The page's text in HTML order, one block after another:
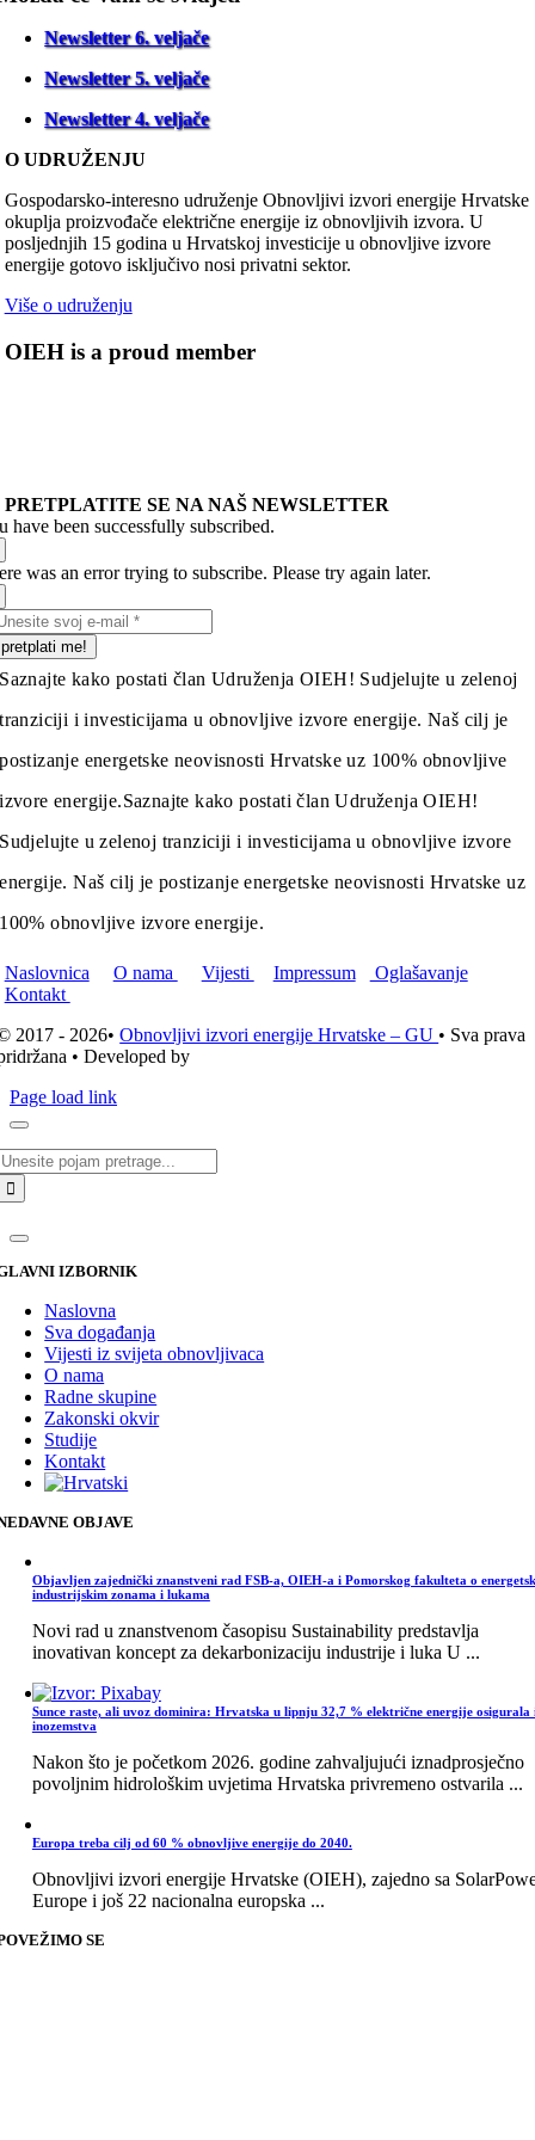
Newsletter 6. veljače
Newsletter 5. veljače
Newsletter 4. veljače
O UDRUŽENJU
Gospodarsko-interesno udruženje Obnovljivi izvori energije Hrvatske
okuplja proizvođače električne energije iz obnovljivih izvora. U
posljednjih 15 godina u Hrvatskoj investicije u obnovljive izvore
energije gotovo isključivo nosi privatni sektor.
Više o udruženju
OIEH is a proud member
PRETPLATITE SE NA NAŠ NEWSLETTER
have been successfully subscribed.
was an error trying to subscribe. Please try again later.
pretplati me!
Saznajte kako postati član Udruženja OIEH! Sudjelujte u zelenoj
tranziciji i investicijama u obnovljive izvore energije. Naš cilj je
postizanje energetske neovisnosti Hrvatske uz 100% obnovljive
izvore energije.Saznajte kako postati član Udruženja OIEH!
Sudjelujte u zelenoj tranziciji i investicijama u obnovljive izvore
energije. Naš cilj je postizanje energetske neovisnosti Hrvatske uz
100% obnovljive izvore energije.
Naslovnica O nama Vijesti Impressum
Oglašavanje
Kontakt
2017 - 2026•Obnovljivi izvori energije Hrvatske – GU • Sva prava
• Developed by
Page load link
IZBORNIK
Naslovna
Sva događanja
Vijesti iz svijeta obnovljivaca
O nama
Radne skupine
Zakonski okvir
Studije
Kontakt
OBJAVE
Objavljen zajednički znanstveni rad FSB-a, OIEH-a i Pomorskog fakulteta o
industrijskim zonama i lukama
Novi rad u znanstvenom časopisu Sustainability predstavlja
inovativan koncept za dekarbonizaciju industrije i luka U ...
Sunce raste, ali uvoz dominira: Hrvatska u lipnju 32,7 % električne energije osigurala
inozemstva
Nakon što je početkom 2026. godine zahvaljujući iznadprosječno
povoljnim hidrološkim uvjetima Hrvatska privremeno ostvarila ...
Europa treba cilj od 60 % obnovljive energije do 2040.
Obnovljivi izvori energije Hrvatske (OIEH), zajedno sa
Europe i još 22 nacionalna europska ...
SE